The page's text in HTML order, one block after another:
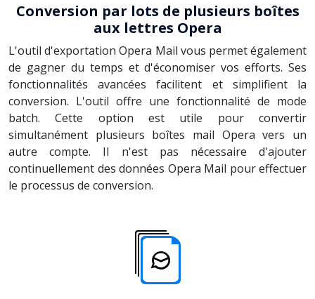
Conversion par lots de plusieurs boîtes
aux lettres Opera
L'outil d'exportation Opera Mail vous permet également
de gagner du temps et d'économiser vos efforts. Ses
fonctionnalités avancées facilitent et simplifient la
conversion. L'outil offre une fonctionnalité de mode
batch. Cette option est utile pour convertir
simultanément plusieurs boîtes mail Opera vers un
autre compte. Il n'est pas nécessaire d'ajouter
continuellement des données Opera Mail pour effectuer
le processus de conversion.